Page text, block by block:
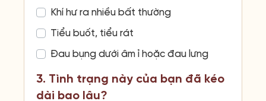
Khí hư ra nhiều bất thường
Tiểu buốt, tiểu rát
Đau bụng dưới âm ỉ hoặc đau lưng
3. Tình trạng này của bạn đã kéo
dài bao lâu?